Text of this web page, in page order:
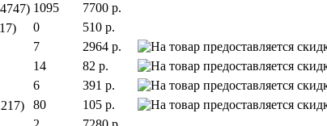
1095
7700 р.
0
510 р.
7
2964 р.
14
82 р.
6
391 р.
80
105 р.